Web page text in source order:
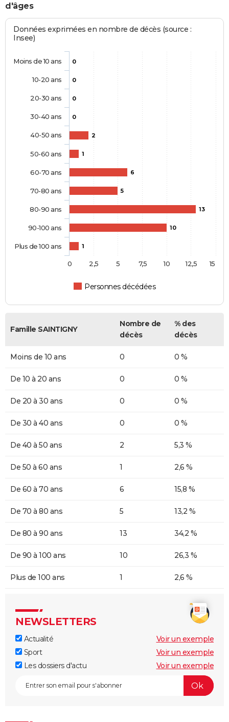
d'âges
Données exprimées en nombre de décès (source :
Insee)
0
0
0
0
2
1
6
5
13
10
1
Personnes décédées
Moins de 10 ans
10-20 ans
20-30 ans
30-40 ans
40-50 ans
50-60 ans
60-70 ans
70-80 ans
80-90 ans
90-100 ans
Plus de 100 ans
0 2,5 5 7,5 10 12,5 15
Famille SAINTIGNY
Nombre de
décès
% des
décès
Moins de 10 ans 0 0 %
De 10 à 20 ans 0 0 %
De 20 à 30 ans 0 0 %
De 30 à 40 ans 0 0 %
De 40 à 50 ans 2 5,3 %
De 50 à 60 ans 1 2,6 %
De 60 à 70 ans 6 15,8 %
De 70 à 80 ans 5 13,2 %
De 80 à 90 ans 13 34,2 %
De 90 à 100 ans 10 26,3 %
Plus de 100 ans 1 2,6 %
NEWSLETTERS
Actualité
Voir un exemple
Sport
Voir un exemple
Les dossiers d'actu
Voir un exemple